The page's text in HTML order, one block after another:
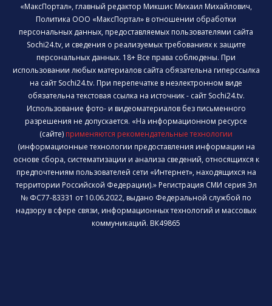
«МаксПортал», главный редактор Микшис Михаил Михайлович,
Политика ООО «МаксПортал» в отношении обработки
персональных данных, предоставляемых пользователями сайта
Sochi24.tv, и сведения о реализуемых требованиях к защите
персональных данных. 18+ Все права соблюдены. При
использовании любых материалов сайта обязательна гиперссылка
на сайт Sochi24.tv. При перепечатке в неэлектронном виде
обязательна текстовая ссылка на источник - сайт Sochi24.tv.
Использование фото- и видеоматериалов без письменного
разрешения не допускается. «На информационном ресурсе
(сайте) применяются рекомендательные технологии
(информационные технологии предоставления информации на
основе сбора, систематизации и анализа сведений, относящихся к
предпочтениям пользователей сети «Интернет», находящихся на
территории Российской Федерации).» Регистрация СМИ серия Эл
№ ФС77-83331 от 10.06.2022, выдано Федеральной службой по
надзору в сфере связи, информационных технологий и массовых
коммуникаций. ВК49865